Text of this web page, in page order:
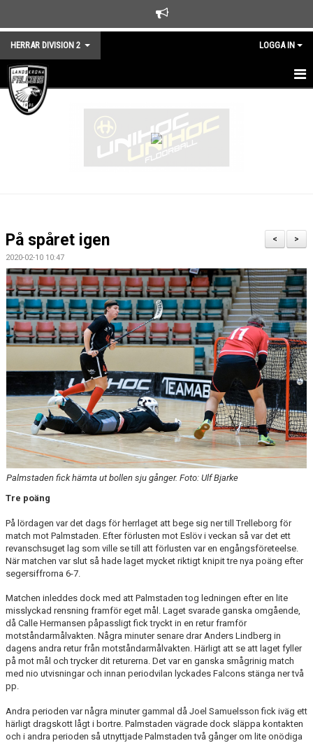
HERRAR DIVISION 2 LOGGA IN
HEM
KONTAKT
>
<
På spåret igen
2020-02-10 10:47
Palmstaden fick hämta ut bollen sju gånger. Foto: Ulf Bjarke
Tre poäng
På lördagen var det dags för herrlaget att bege sig ner till Trelleborg för
match mot Palmstaden. Efter förlusten mot Eslöv i veckan så var det ett
revanschsuget lag som ville se till att förlusten var en engångsföreteelse.
När matchen var slut så hade laget mycket riktigt knipit tre nya poäng efter
segersiffrorna 6-7.
Matchen inleddes dock med att Palmstaden tog ledningen efter en lite
misslyckad rensning framför eget mål. Laget svarade ganska omgående,
då Calle Hermansen påpassligt fick tryckt in en retur framför
motståndarmålvakten. Några minuter senare drar Anders Lindberg in
dagens andra retur från motståndarmålvakten. Härligt att se att laget fyller
på mot mål och trycker dit returerna. Det var en ganska smågrinig match
med nio utvisningar och innan periodvilan lyckades Falcons stänga ner två
pp.
Andra perioden var några minuter gammal då Joel Samuelsson fick iväg ett
härligt dragskott lågt i bortre. Palmstaden vägrade dock släppa kontakten
och i andra perioden så utnyttjade Palmstaden två gånger om lite onödiga